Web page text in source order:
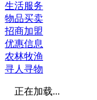
生活服务
物品买卖
招商加盟
优惠信息
农林牧渔
寻人寻物
正在加载...